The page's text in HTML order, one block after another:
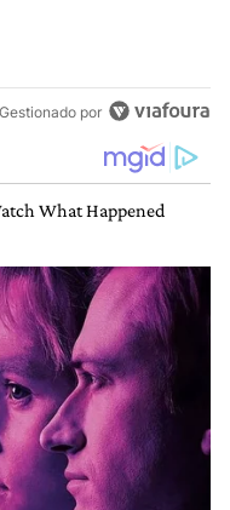
con 6 comentarios.
Gestionado por